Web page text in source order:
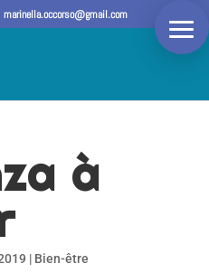
marinella.occorso@gmail.com
à
| Bien-être